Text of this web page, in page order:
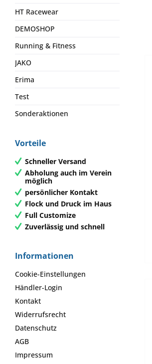
HT Racewear
DEMOSHOP
Running & Fitness
JAKO
Erima
Test
Sonderaktionen
Vorteile
Schneller Versand
Abholung auch im Verein
möglich
persönlicher Kontakt
Flock und Druck im Haus
Full Customize
Zuverlässig und schnell
Informationen
Cookie-Einstellungen
Händler-Login
Kontakt
Widerrufsrecht
Datenschutz
AGB
Impressum